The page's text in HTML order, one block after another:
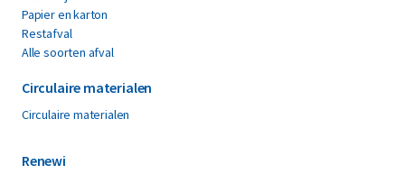
Papier en karton
Restafval
Alle soorten afval
Circulaire materialen
Circulaire materialen
Renewi